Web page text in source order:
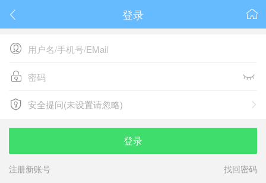
 
登录

 
 
安全提问(未设置请忽略)
安全提问(未设置请忽略)
登录
注册新账号
找回密码